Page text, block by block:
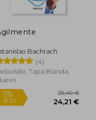
Bachrach
(4)
Tapa Blanda,